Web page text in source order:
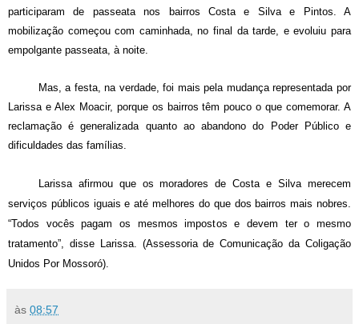
participaram de passeata nos bairros Costa e Silva e Pintos. A
mobilização começou com caminhada, no final da tarde, e evoluiu para
empolgante passeata, à noite.
Mas, a festa, na verdade, foi mais pela mudança representada por
Larissa e Alex Moacir, porque os bairros têm pouco o que comemorar. A
reclamação é generalizada quanto ao abandono do Poder Público e
dificuldades das famílias.
Larissa afirmou que os moradores de Costa e Silva merecem
serviços públicos iguais e até melhores do que dos bairros mais nobres.
“Todos vocês pagam os mesmos impostos e devem ter o mesmo
tratamento”, disse Larissa. (Assessoria de Comunicação da Coligação
Unidos Por Mossoró).
às 08:57